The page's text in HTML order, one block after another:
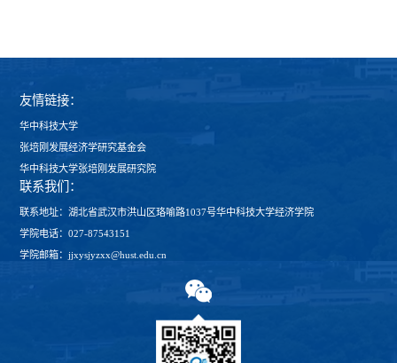
友情链接：
华中科技大学
张培刚发展经济学研究基金会
华中科技大学张培刚发展研究院
联系我们：
联系地址：湖北省武汉市洪山区珞喻路1037号华中科技大学经济学院
学院电话：027-87543151
学院邮箱：jjxysjyzxx@hust.edu.cn